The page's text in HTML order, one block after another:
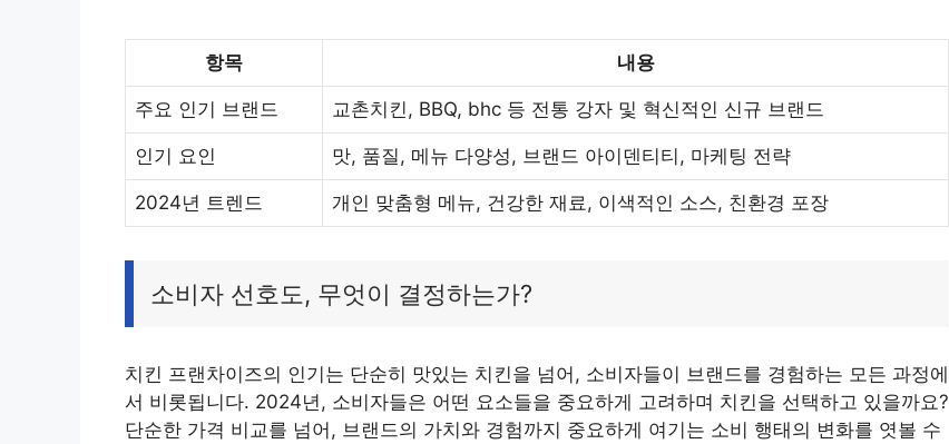
항목 내용
주요 인기 브랜드 교촌치킨, BBQ, bhc 등 전통 강자 및 혁신적인 신규 브랜드
인기 요인 맛, 품질, 메뉴 다양성, 브랜드 아이덴티티, 마케팅 전략
2024년 트렌드 개인 맞춤형 메뉴, 건강한 재료, 이색적인 소스, 친환경 포장
소비자 선호도, 무엇이 결정하는가?
치킨 프랜차이즈의 인기는 단순히 맛있는 치킨을 넘어, 소비자들이 브랜드를 경험하는 모든 과정에
서 비롯됩니다. 2024년, 소비자들은 어떤 요소들을 중요하게 고려하며 치킨을 선택하고 있을까요?
단순한 가격 비교를 넘어, 브랜드의 가치와 경험까지 중요하게 여기는 소비 행태의 변화를 엿볼 수